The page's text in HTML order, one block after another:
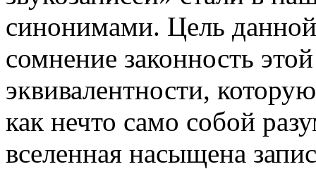
синонимами. Цель
сомнение законность
эквивалентности,
как нечто само собой
вселенная насыщена